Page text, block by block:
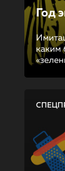
Год
каким